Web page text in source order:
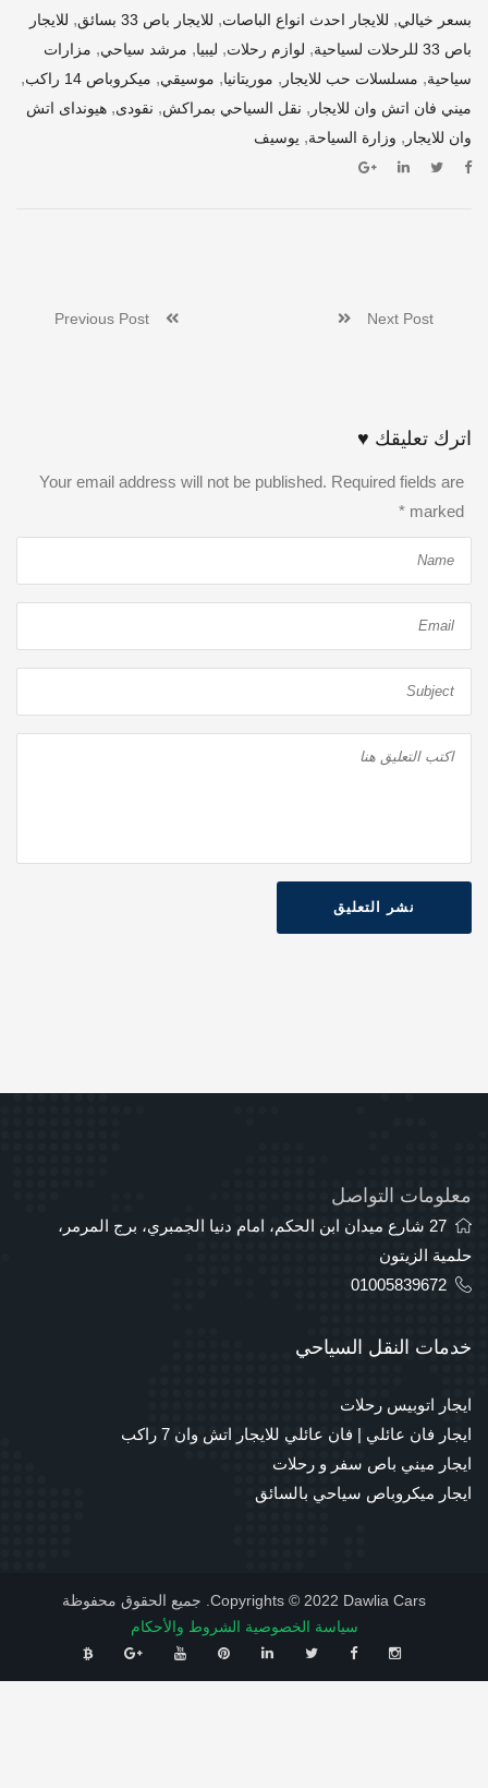
بسعر خيالي, للايجار احدث انواع الباصات, للايجار باص 33 بسائق , للايجار
باص 33 للرحلات لسياحية
, لوازم رحلات, ليبيا, مرشد سياحي, مزارات
سياحية, مسلسلات حب للايجار , موريتانيا, موسيقي, ميكروباص 14 راكب ,
ميني فان اتش وان للايجار , نقل السياحي بمراكش, نقودى, هيونداى اتش
وان للايجار , وزارة السياحة, يوسيف
Next Post
اترك تعليقك ♥
Your email address will not be published. Required fields are
marked
*
نشر التعليق
معلومات التواصل
27 شارع ميدان ابن الحكم، امام دنيا الجمبري، برج المرمر،
حلمية الزيتون
01005839672
خدمات النقل السياحي
ايجار اتوبيس رحلات
ايجار فان عائلي | فان عائلي للايجار اتش وان 7 راكب
ايجار ميني باص سفر و رحلات
ايجار ميكروباص سياحي بالسائق
Copyrights © 2022 Dawlia Cars. جميع الحقوق محفوظة
سياسة الخصوصية الشروط والأحكام